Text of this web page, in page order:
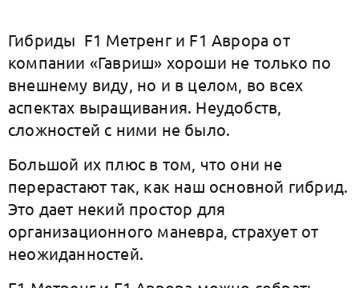
Гибриды F1 Метренг и F1 Аврора от
компании «Гавриш» хороши не только по
внешнему виду, но и в целом, во всех
аспектах выращивания. Неудобств,
сложностей с ними не было.
Большой их плюс в том, что они не
перерастают так, как наш основной гибрид.
Это дает некий простор для
организационного маневра, страхует от
неожиданностей.